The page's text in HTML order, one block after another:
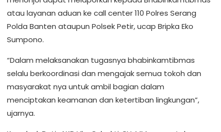
atau layanan aduan ke call center 110 Polres Serang
Polda Banten ataupun Polsek Petir, ucap Bripka Eko
Sumpono.
“Dalam melaksanakan tugasnya bhabinkamtibmas
selalu berkoordinasi dan mengajak semua tokoh dan
masyarakat nya untuk ambil bagian dalam
menciptakan keamanan dan ketertiban lingkungan”,
ujarnya.